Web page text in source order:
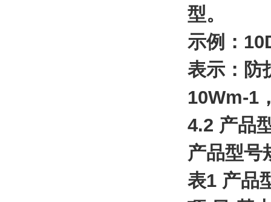
型。
示例：
表示：防
10Wm-1
4.2 产品
产品型号
表1 产品